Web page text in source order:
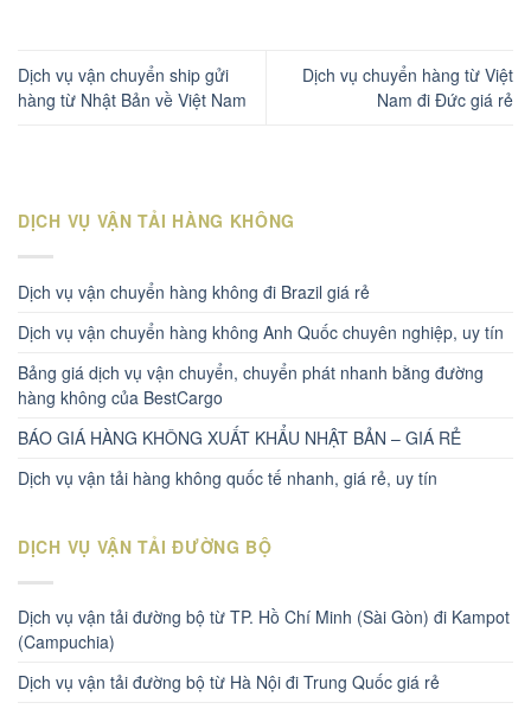
Dịch vụ vận chuyển ship gửi
hàng từ Nhật Bản về Việt Nam
Dịch vụ chuyển hàng từ Việt
Nam đi Đức giá rẻ
DỊCH VỤ VẬN TẢI HÀNG KHÔNG
Dịch vụ vận chuyển hàng không đi Brazil giá rẻ
Dịch vụ vận chuyển hàng không Anh Quốc chuyên nghiệp, uy tín
Bảng giá dịch vụ vận chuyển, chuyển phát nhanh bằng đường
hàng không của BestCargo
BÁO GIÁ HÀNG KHÔNG XUẤT KHẨU NHẬT BẢN – GIÁ RẺ
Dịch vụ vận tải hàng không quốc tế nhanh, giá rẻ, uy tín
DỊCH VỤ VẬN TẢI ĐƯỜNG BỘ
Dịch vụ vận tải đường bộ từ TP. Hồ Chí Minh (Sài Gòn) đi Kampot
(Campuchia)
Dịch vụ vận tải đường bộ từ Hà Nội đi Trung Quốc giá rẻ